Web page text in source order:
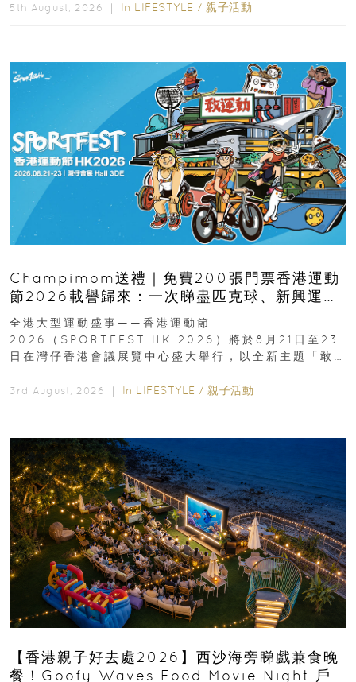
5th August, 2026 ｜ In LIFESTYLE / 親子活動
Champimom送禮｜免費200張門票香港運動
節2026載譽歸來：一次睇盡匹克球、新興運
動、街舞比賽＋逾百運動品牌展覽
全港大型運動盛事——香港運動節
2026（SPORTFEST HK 2026）將於8月21日至23
日在灣仔香港會議展覽中心盛大舉行，以全新主題「敢
3rd August, 2026 ｜ In LIFESTYLE / 親子活動
【香港親子好去處2026】西沙海旁睇戲兼食晚
餐！Goofy Waves Food Movie Night 戶